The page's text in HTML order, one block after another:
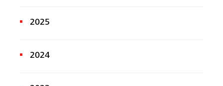
2025
2024